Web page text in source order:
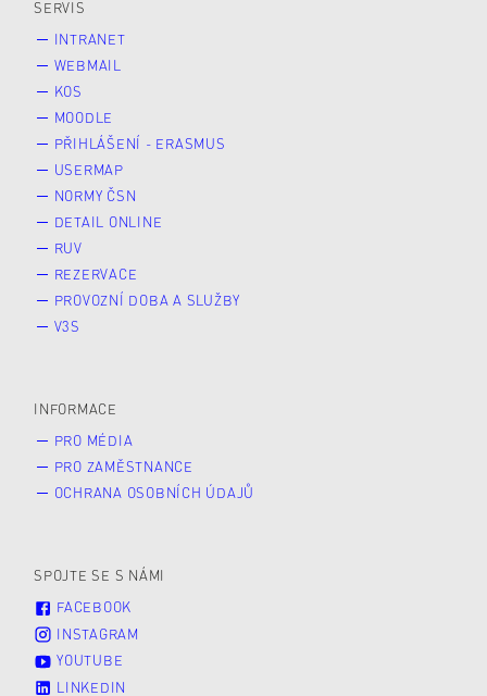
SERVIS
INTRANET
WEBMAIL
KOS
MOODLE
PŘIHLÁŠENÍ - ERASMUS
USERMAP
NORMY ČSN
DETAIL ONLINE
RUV
REZERVACE
PROVOZNÍ DOBA A SLUŽBY
V3S
INFORMACE
PRO MÉDIA
PRO ZAMĚSTNANCE
OCHRANA OSOBNÍCH ÚDAJŮ
SPOJTE SE S NÁMI
FACEBOOK
INSTAGRAM
YOUTUBE
LINKEDIN